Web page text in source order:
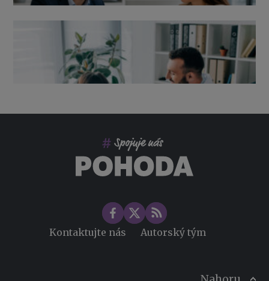
Výpověď ze zdravotních důvodů 2026 – průvodce pro
zaměstnavatele
Kontaktujte nás Autorský tým